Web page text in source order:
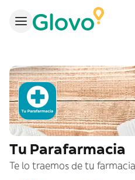
Tu Parafarmacia
Te lo traemos de tu